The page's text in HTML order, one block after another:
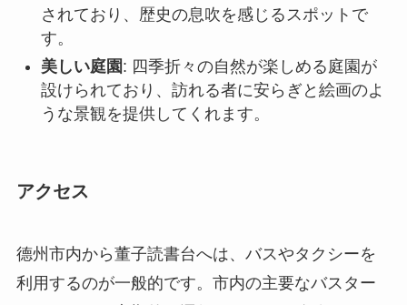
アクセス
德州市内から董子読書台へは、バスやタクシーを
どで到着します。車で訪れる場合は、高速道路を
経由し、標識に従って進むと、比較的スムーズに